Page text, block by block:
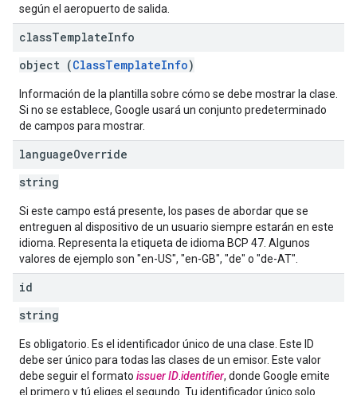
según el aeropuerto de salida.
classTemplateInfo
object (ClassTemplateInfo)
Información de la plantilla sobre cómo se debe mostrar la clase.
Si no se establece, Google usará un conjunto predeterminado
de campos para mostrar.
languageOverride
string
Si este campo está presente, los pases de abordar que se
entreguen al dispositivo de un usuario siempre estarán en este
idioma. Representa la etiqueta de idioma BCP 47. Algunos
valores de ejemplo son "en-US", "en-GB", "de" o "de-AT".
id
string
Es obligatorio. Es el identificador único de una clase. Este ID
debe ser único para todas las clases de un emisor. Este valor
debe seguir el formato issuer IDidentifier, donde Google emite
el primero y tú eliges el segundo. Tu identificador único solo